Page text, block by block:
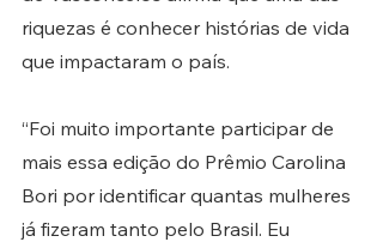
riquezas é conhecer histórias de vida
que impactaram o país.
“Foi muito importante participar de
mais essa edição do Prêmio Carolina
Bori por identificar quantas mulheres
já fizeram tanto pelo Brasil. Eu